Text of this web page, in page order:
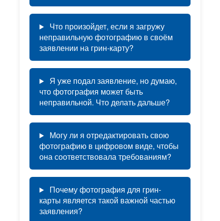
Что произойдет, если я загружу
неправильную фотографию в своём
заявлении на грин-карту?
Я уже подал заявление, но думаю,
что фотография может быть
неправильной. Что делать дальше?
Могу ли я отредактировать свою
фотографию в цифровом виде, чтобы
она соответствовала требованиям?
Почему фотография для грин-
карты является такой важной частью
заявления?